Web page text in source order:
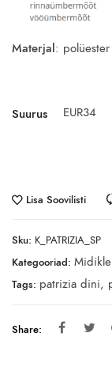
Materjal:
Suurus EUR34
Lisa Soovilisti
Sku: K_PATRIZIA_SP
Kategooriad:
Tags: patrizia dini,
Share: